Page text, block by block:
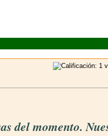
del momento.